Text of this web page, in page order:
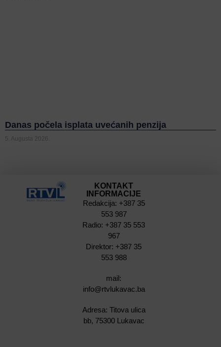
Danas počela isplata uvećanih penzija
5. Augusta 2026.
KONTAKT
INFORMACIJE
Redakcija: +387 35
553 987
Radio: +387 35 553
967
Direktor: +387 35
553 988
mail:
info@rtvlukavac.ba
Adresa: Titova ulica
bb, 75300 Lukavac